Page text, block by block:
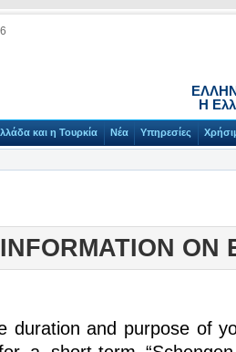
Η
και η Τουρκία Νέα Υπηρεσίες
ON
duration and purpose of